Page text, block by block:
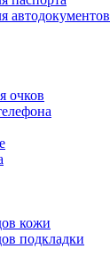
автодокументов
очков
кожи
подкладки